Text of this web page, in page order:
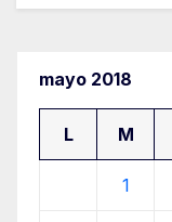
mayo 2018
L M
1